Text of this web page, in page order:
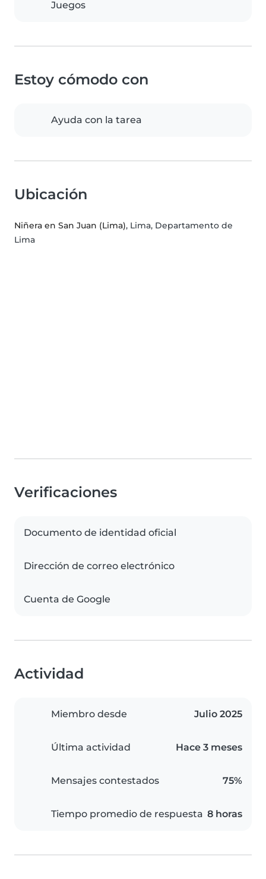
Juegos
Estoy cómodo con
Ayuda con la tarea
Ubicación
Niñera en San Juan (Lima), Lima, Departamento de
Lima
Verificaciones
Documento de identidad oficial
Dirección de correo electrónico
Cuenta de Google
Actividad
Miembro desde Julio 2025
Última actividad Hace 3 meses
Mensajes contestados 75%
Tiempo promedio de respuesta 8 horas